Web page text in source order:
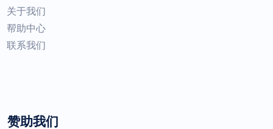
关于我们
帮助中心
联系我们
赞助我们